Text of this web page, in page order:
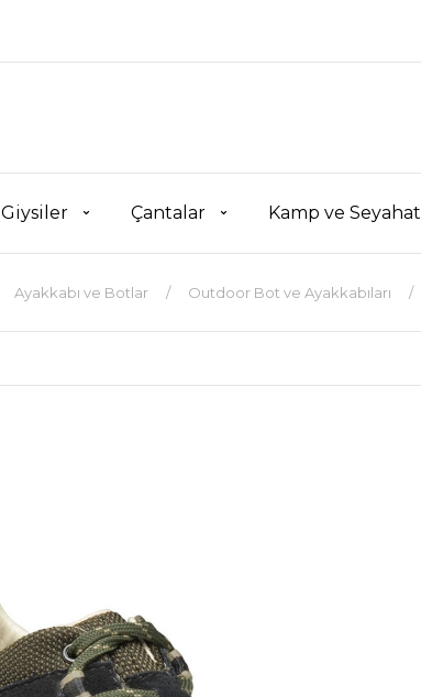
Giysiler Çantalar Kamp ve Seyahat
Ayakkabı ve Botlar Outdoor Bot ve Ayakkabıları